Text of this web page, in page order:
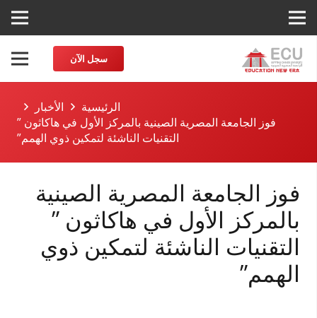
سجل الآن
الرئيسية
الأخبار
فوز الجامعة المصرية الصينية بالمركز الأول في هاكاثون ”
التقنيات الناشئة لتمكين ذوي الهمم”
فوز الجامعة المصرية الصينية
بالمركز الأول في هاكاثون ”
التقنيات الناشئة لتمكين ذوي
الهمم”